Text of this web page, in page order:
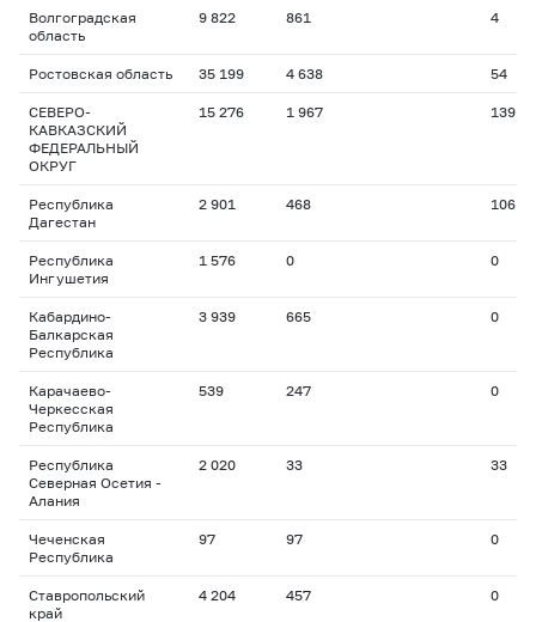
Волгоградская
область
9 822 861 4
Ростовская область 35 199 4 638 54
СЕВЕРО-
КАВКАЗСКИЙ
ФЕДЕРАЛЬНЫЙ
ОКРУГ
15 276 1 967 139
Республика
Дагестан
2 901 468 106
Республика
Ингушетия
1 576 0 0
Кабардино-
Балкарская
Республика
3 939 665 0
Карачаево-
Черкесская
Республика
539 247 0
Республика
Северная Осетия -
Алания
2 020 33 33
Чеченская
Республика
97 97 0
Ставропольский
край
4 204 457 0